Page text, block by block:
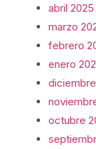
abril 2025
marzo
febrero
enero
octubre